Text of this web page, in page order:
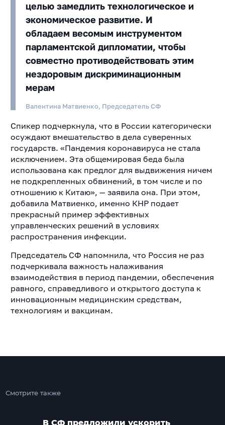
целью замедлить технологическое и
экономическое развитие. И
обладаем весомым инструментом
парламентской дипломатии, чтобы
совместно противодействовать этим
нездоровым дискриминационным
мерам
Валентина Матвиенко, Председатель СФ
Спикер подчеркнула, что в России категорически
осуждают вмешательство в дела суверенных
государств. «Пандемия коронавируса не стала
исключением. Эта общемировая беда была
использована как предлог для выдвижения ничем
не подкрепленных обвинений, в том числе и по
отношению к Китаю», — заявила она. При этом,
добавила Матвиенко, именно КНР подает
прекрасный пример эффективных
управленческих решений в условиях
распространения инфекции.
Председатель СФ напомнила, что Россия не раз
подчеркивала важность налаживания
взаимодействия в период пандемии, обеспечения
равного, справедливого и открытого доступа к
инновационным медицинским средствам,
технологиям и вакцинам.
Смотрите также
В СФ предложили ускорить